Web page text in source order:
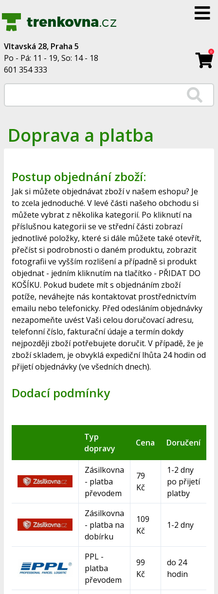
Vltavská 28, Praha 5
Po - Pá: 11 - 19, So: 14 - 18
601 354 333
0
Doprava a platba
Postup objednání zboží:
Jak si můžete objednávat zboží v našem eshopu? Je
to zcela jednoduché. V levé části našeho obchodu si
můžete vybrat z několika kategorií. Po kliknutí na
příslušnou kategorii se ve střední části zobrazí
jednotlivé položky, které si dále můžete také otevřít,
přečíst si podrobnosti o daném produktu, zobrazit
fotografii ve vyšším rozlišení a případně si produkt
objednat - jedním kliknutím na tlačítko - PŘIDAT DO
KOŠÍKU. Pokud budete mít s objednáním zboží
potíže, neváhejte nás kontaktovat prostřednictvím
emailu nebo telefonicky. Před odesláním objednávky
nezapomeňte uvést Vaši celou doručovací adresu,
telefonní číslo, fakturační údaje a termín dokdy
nejpozději zboží potřebujete doručit. V případě, že je
zboží skladem, je obvyklá expediční lhůta 24 hodin od
přijetí objednávky (ve všedních dnech).
Dodací podmínky
Typ
dopravy
Cena Doručení
Zásilkovna
- platba
převodem
79
Kč
1-2 dny
po přijetí
platby
Zásilkovna
- platba na
dobírku
109
Kč
1-2 dny
PPL -
platba
převodem
99
Kč
do 24
hodin